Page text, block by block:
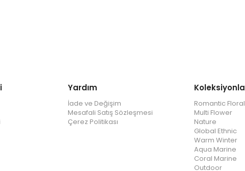
Yardım
İade ve Değişim
Mesafali Satış Sözleşmesi
Çerez Politikası
Romantic Floral
Multi Flower
Nature
Global Ethnic
Warm Winter
Aqua Marine
Coral Marine
Outdoor